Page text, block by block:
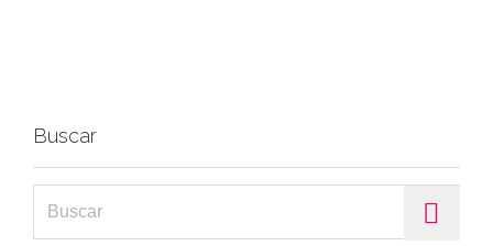
Buscar